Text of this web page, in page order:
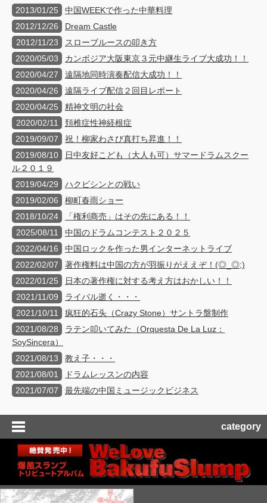
2013/01/25
中国WEEKで作った中華料理
2012/12/26
Dream Castle
2012/11/23
スローブルースの叩き方
2020/05/03
カンボジア大阪東京３元中継生ライブ大成功！！
2020/04/27
遠隔地同時演奏配信大成功！！
2020/04/26
遠隔ライブ配信２回目レポート
2020/04/25
精神文明の社会
2020/02/11
頚椎症性神経根症
2019/09/07
祝！柳家わさび真打ち昇進！！
2019/08/10
日中友好こども（大人も可）サマードラムスクー
ル２０１９
2019/04/29
ハクビシンとの戦い
2019/02/06
柳町春雨ショー
2018/10/24
「権利商売」はその先にある！！
2025/08/11
中国のドラムコンテスト２０２５
2022/04/16
中国ロックを作った男インターネットライブ
2022/02/07
著作権料は中国の方が羽振りがええぞ！(◎_◎;)
2022/01/25
日本の著作権に対する考え方はおかしい！！
2021/11/09
ライバル逝く・・・
2021/10/11
疯狂的石头（Crazy Stone）サントラ盤制作
2021/08/28
ラテン叩いてみた（Orquesta De La Luz：
SoySincera）
2021/08/13
教え子・・・
2021/08/01
ドラムレッスンの内容
2021/07/07
最先端の中国ミュージックビジネス
category